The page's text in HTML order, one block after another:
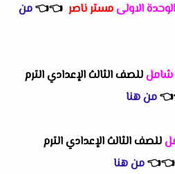
الاولىمستر ناصر 👈
👈من
للصف الثالث الإعدادي الترم
👈من هنا
للصف الثالث الإعدادي الترم
👈
👈من هنا